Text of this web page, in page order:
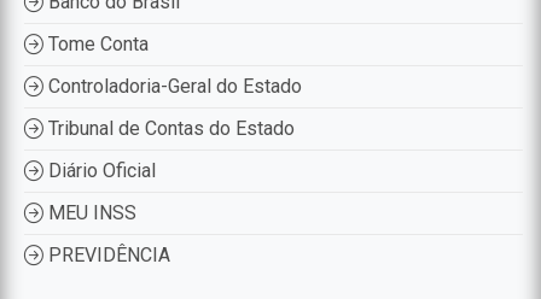
Tome Conta
Controladoria-Geral do Estado
Tribunal de Contas do Estado
Diário Oficial
MEU INSS
PREVIDÊNCIA